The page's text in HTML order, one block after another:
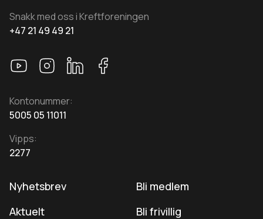
Snakk med oss i Kreftforeningen
+47 21 49 49 21
Kontonummer:
5005 05 11011
Vipps:
2277
Nyhetsbrev
Aktuelt
Bli medlem
Bli frivillig